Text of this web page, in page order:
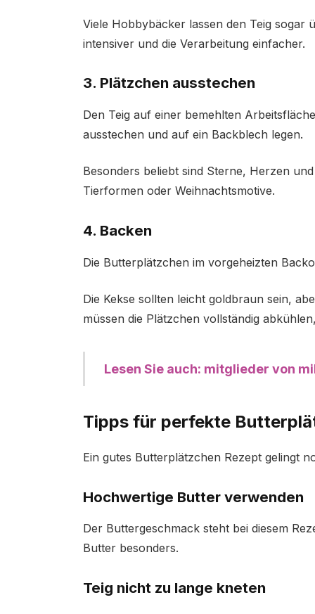
Viele Hobbybäcker lassen den Teig
intensiver und die Verarbeitung einfacher.
3. Plätzchen ausstechen
Den Teig auf einer bemehlten
ausstechen und auf ein Backblech legen.
Besonders beliebt sind Sterne, Herzen
Tierformen oder Weihnachtsmotive.
4. Backen
Die Butterplätzchen im vorgeheizten
Die Kekse sollten leicht goldbraun sein,
müssen die Plätzchen vollständig
Lesen Sie auch: mitglieder von
Tipps für perfekte
Ein gutes Butterplätzchen Rezept gelingt
Hochwertige Butter verwenden
Der Buttergeschmack steht bei diesem
Butter besonders.
Teig nicht zu lange kneten